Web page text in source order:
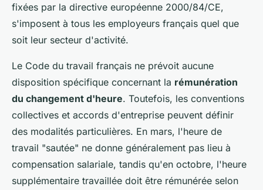
fixées par la directive européenne 2000/84/CE,
s'imposent à tous les employeurs français quel que
soit leur secteur d'activité.
Le Code du travail français ne prévoit aucune
disposition spécifique concernant la rémunération
du changement d'heure. Toutefois, les conventions
collectives et accords d'entreprise peuvent définir
des modalités particulières. En mars, l'heure de
travail "sautée" ne donne généralement pas lieu à
compensation salariale, tandis qu'en octobre, l'heure
supplémentaire travaillée doit être rémunérée selon